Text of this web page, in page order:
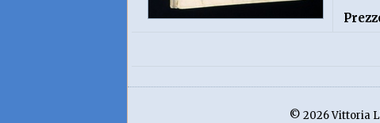
© 2026 Vittoria